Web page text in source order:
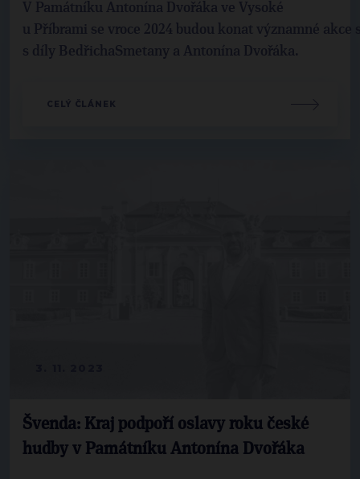
V Památníku Antonína Dvořáka ve Vysoké
u Příbrami se vroce 2024 budou konat významné akce
s díly BedřichaSmetany a Antonína Dvořáka.
CELÝ ČLÁNEK
Švenda: Kraj podpoří oslavy roku české
hudby v Památníku Antonína Dvořáka